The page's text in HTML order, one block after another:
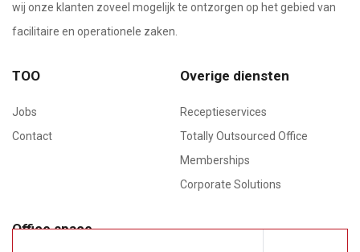
wij onze klanten zoveel mogelijk te ontzorgen op het gebied van
facilitaire en operationele zaken.
TOO
Jobs
Contact
Overige diensten
Receptieservices
Totally Outsourced Office
Memberships
Corporate Solutions
Office space